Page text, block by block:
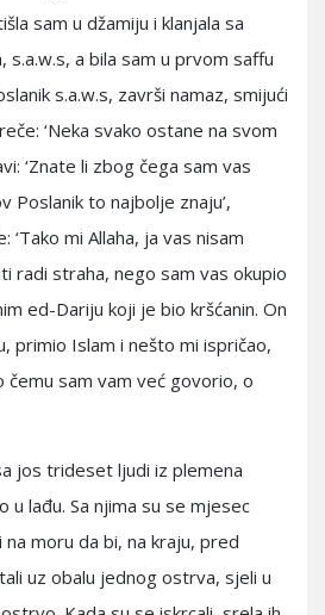
sam u džamiju i klanjala sa
s.a.w.s, a bila sam u prvom saffu
s.a.w.s, završi namaz, smijući
‘Neka svako ostane na svom
‘Znate li zbog čega sam vas
Poslanik to najbolje znaju’,
‘Tako mi Allaha, ja vas nisam
radi straha, nego sam vas okupio
ed-Dariju koji je bio kršćanin. On
primio Islam i nešto mi ispričao,
čemu sam vam već govorio, o
jos trideset ljudi iz plemena
u lađu. Sa njima su se mjesec
moru da bi, na kraju, pred
uz obalu jednog ostrva, sjeli u